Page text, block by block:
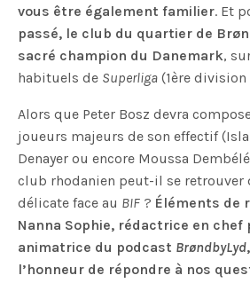
vous être également familier. Et
passé, le club du quartier de
sacré champion du Danemark,
habituels de Superliga (1ère division
Alors que Peter Bosz devra
joueurs majeurs de son effectif
Denayer ou encore Moussa
club rhodanien peut-il se retrouver
délicate face au BIF ? Éléments de
Nanna Sophie, rédactrice en chef
animatrice du podcast BrøndbyLyd
l’honneur de répondre à nos